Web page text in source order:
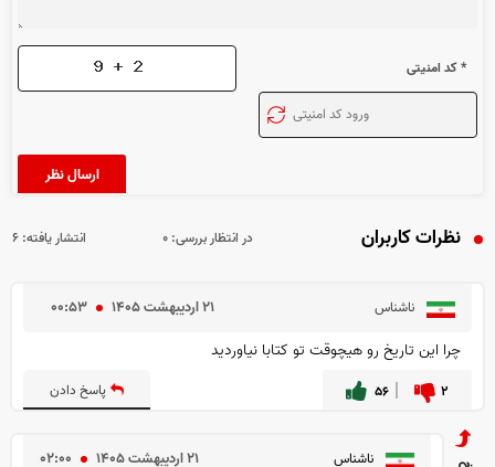
* کد امنیتی
نظرات کاربران انتشار یافته: ۶ در انتظار بررسی: ۰
ناشناس ۰۰:۵۳ ۲۱ ارديبهشت ۱۴۰۵
چرا این تاریخ رو هیچوقت تو کتابا نیاوردید
۲ ۵۶ پاسخ دادن
ناشناس ۰۲:۰۰ ۲۱ ارديبهشت ۱۴۰۵